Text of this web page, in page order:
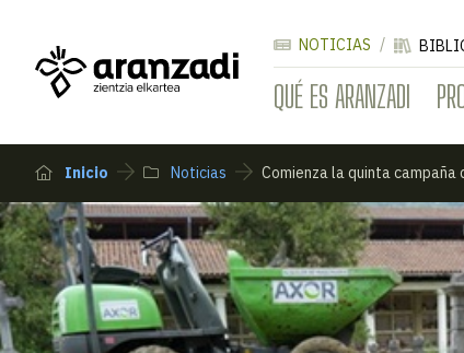
QUÉ ES ARANZADI
NOTICIAS
Inicio Noticias Comienza la quinta